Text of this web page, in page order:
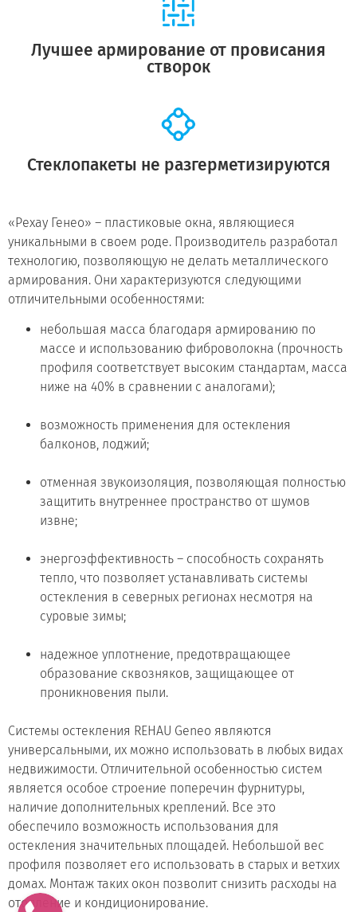
Лучшее армирование от провисания
створок
Стеклопакеты не разгерметизируются
«Рехау Генео» – пластиковые окна, являющиеся
уникальными в своем роде. Производитель разработал
технологию, позволяющую не делать металлического
армирования. Они характеризуются следующими
отличительными особенностями:
небольшая масса благодаря армированию по
массе и использованию фиброволокна (прочность
профиля соответствует высоким стандартам, масса
ниже на 40% в сравнении с аналогами);
возможность применения для остекления
балконов, лоджий;
отменная звукоизоляция, позволяющая полностью
защитить внутреннее пространство от шумов
извне;
энергоэффективность – способность сохранять
тепло, что позволяет устанавливать системы
остекления в северных регионах несмотря на
суровые зимы;
надежное уплотнение, предотвращающее
образование сквозняков, защищающее от
проникновения пыли.
Системы остекления REHAU Geneo являются
универсальными, их можно использовать в любых видах
недвижимости. Отличительной особенностью систем
является особое строение поперечин фурнитуры,
наличие дополнительных креплений. Все это
обеспечило возможность использования для
остекления значительных площадей. Небольшой вес
профиля позволяет его использовать в старых и ветхих
домах. Монтаж таких окон позволит снизить расходы на
отопление и кондиционирование.